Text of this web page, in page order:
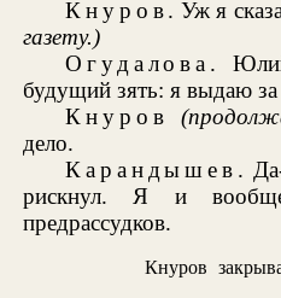
Кнуров. Уж я
газету.)
Огудалова .
будущий зять: я выдаю за
Кнуров
дело.
Карандышев .
рискнул. Я и
предрассудков.
Кнуров